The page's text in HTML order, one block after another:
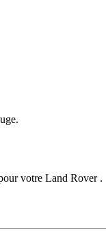
votre Land Rover .